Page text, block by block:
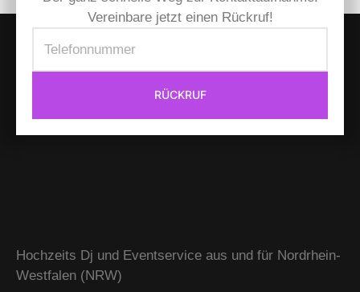
Vereinbare jetzt einen Rückruf!
RÜCKRUF
Hochzeits Dj und Eventservice aus und für Nordrhein-
Westfalen (NRW)